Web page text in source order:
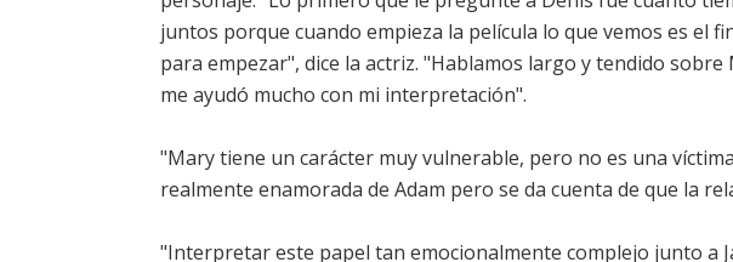
juntos porque cuando empieza la película lo que vemos es el
para empezar", dice la actriz. "Hablamos largo y tendido sobre
me ayudó mucho con mi interpretación".
"Mary tiene un carácter muy vulnerable, pero no es una
realmente enamorada de Adam pero se da cuenta de que la
"Interpretar este papel tan emocionalmente complejo junto a